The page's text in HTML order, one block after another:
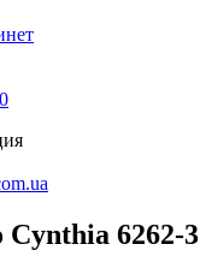
0
6262-3